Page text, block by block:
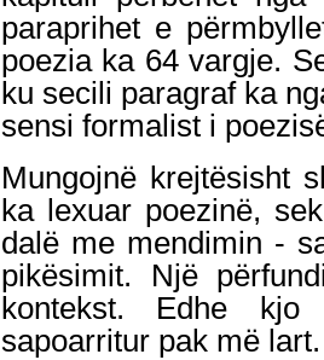
paraprihet e
poezia ka 64 vargje.
ku secili paragraf ka
sensi formalist i
Mungojnë krejtësisht
ka lexuar poezinë,
dalë me mendimin -
pikësimit. Një
kontekst. Edhe
sapoarritur pak më lart.